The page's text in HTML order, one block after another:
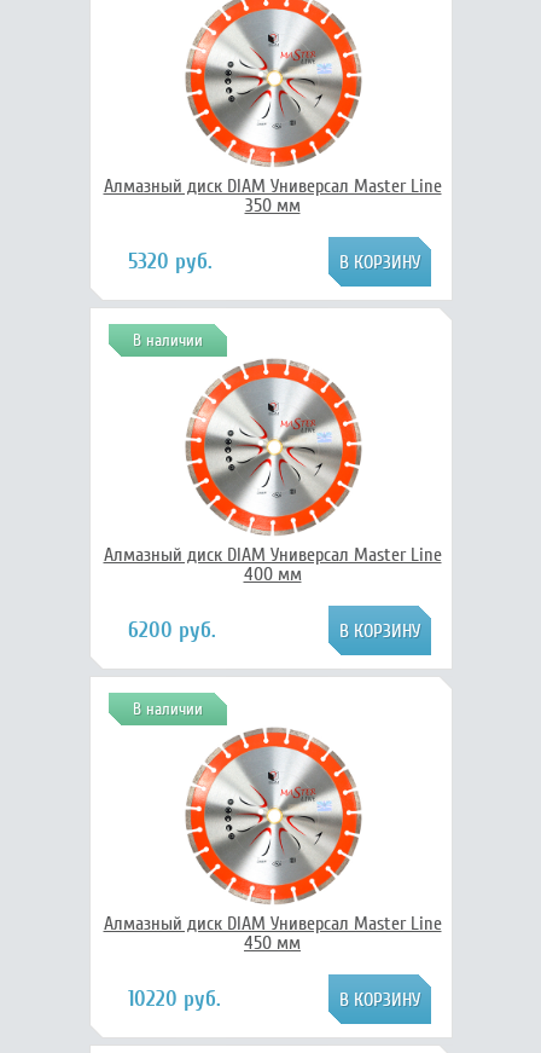
Алмазный диск DIAM Универсал Master Line
350 мм
5320 руб.
В наличии
Алмазный диск DIAM Универсал Master Line
400 мм
6200 руб.
В наличии
Алмазный диск DIAM Универсал Master Line
450 мм
10220 руб.